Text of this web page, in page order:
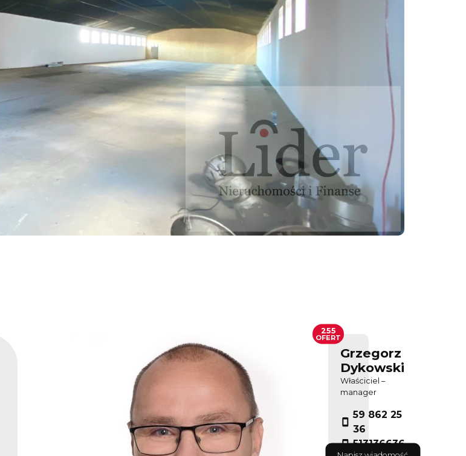
Grzegorz
Dykowski
Właściciel –
manager
59 862 25
36
513136636
255
OFERT